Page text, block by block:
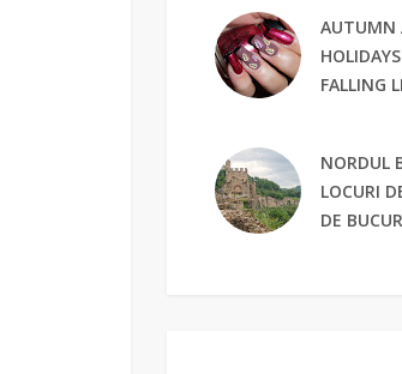
AUTUMN
FALLING
NORDUL
LOCURI
DE